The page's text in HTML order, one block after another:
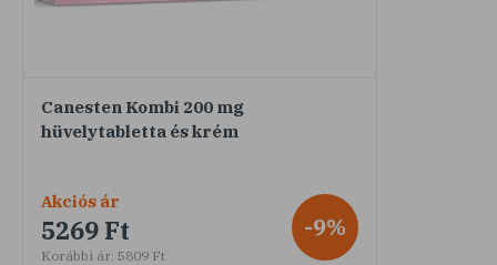
Canesten Kombi 200 mg
hüvelytabletta és krém
Akciós ár
5269 Ft
Korábbi ár: 5809 Ft
-9%